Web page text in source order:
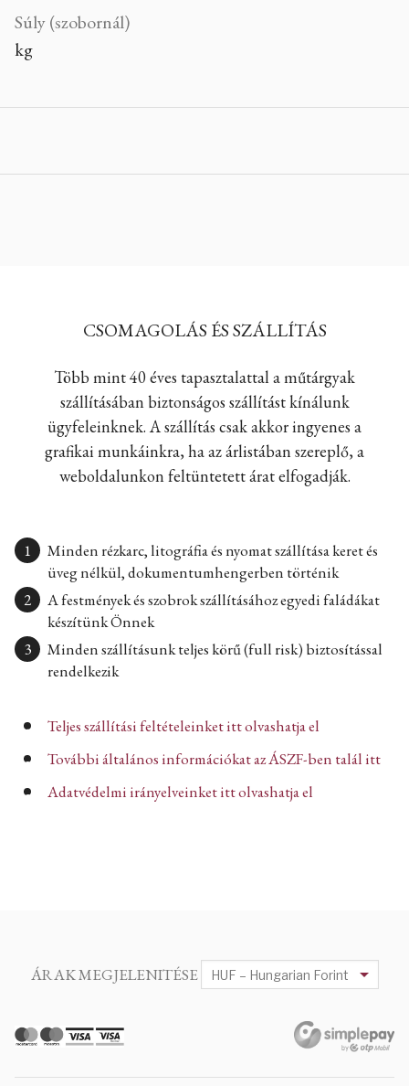
Súly (szobornál)
kg
CSOMAGOLÁS ÉS SZÁLLÍTÁS
Több mint 40 éves tapasztalattal a műtárgyak
szállításában biztonságos szállítást kínálunk
ügyfeleinknek. A szállítás csak akkor ingyenes a
grafikai munkáinkra, ha az árlistában szereplő, a
weboldalunkon feltüntetett árat elfogadják.
Minden rézkarc, litográfia és nyomat szállítása keret és
üveg nélkül, dokumentumhengerben történik
A festmények és szobrok szállításához egyedi faládákat
készítünk Önnek
Minden szállításunk teljes körű (full risk) biztosítással
rendelkezik
Teljes szállítási feltételeinket itt olvashatja el
További általános információkat az ÁSZF-ben talál itt
Adatvédelmi irányelveinket itt olvashatja el
ÁRAK MEGJELENITÉSE